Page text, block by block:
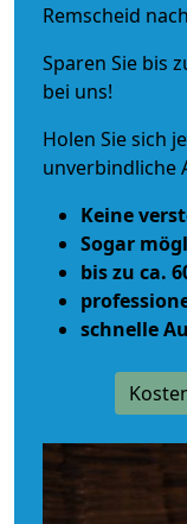
Remscheid
Sparen Sie bis
bei uns!
Holen Sie sich
unverbindliche
Keine
Sogar
bis zu ca.
schnelle